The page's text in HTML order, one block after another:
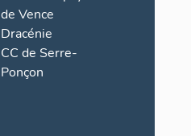
de Vence
Dracénie
CC de Serre-
Ponçon